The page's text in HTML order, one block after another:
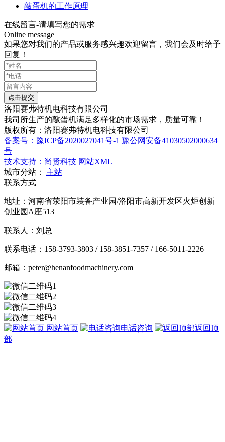
敲蛋机的工作原理
在线留言-请填写您的需求
Online message
如果您对我们的产品或服务感兴趣欢迎留言，我们会及时给予
回复！
洛阳赛弗特机电科技有限公司
我司所生产的敲蛋机满足多样化的市场需求，质量可靠！
版权所有：洛阳赛弗特机电科技有限公司
备案号：豫ICP备2020027041号-1 豫公网安备41030502000634
号
技术支持：尚贤科技 网站XML
城市分站：
主站
联系方式
地址：河南省荥阳市装备产业园/洛阳市高新开发区火炬创新
创业园A座513
联系人：刘总
联系电话：158-3793-3803 / 158-3851-7357 / 166-5011-2226
邮箱：peter@henanfoodmachinery.com
网站首页 电话咨询
返回顶
部